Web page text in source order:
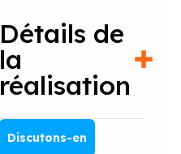
Détails de
la
réalisation
Discutons-en